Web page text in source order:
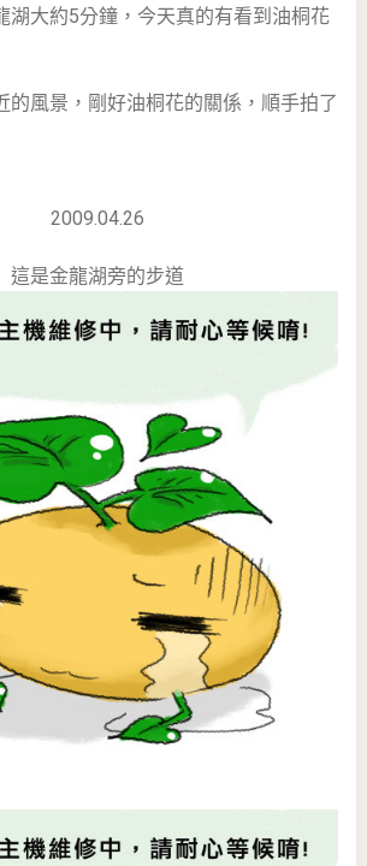
湖大約5分鐘，今天真的有看到油桐花
的風景，剛好油桐花的關係，順手拍了
2009.04.26
這是金龍湖旁的步道